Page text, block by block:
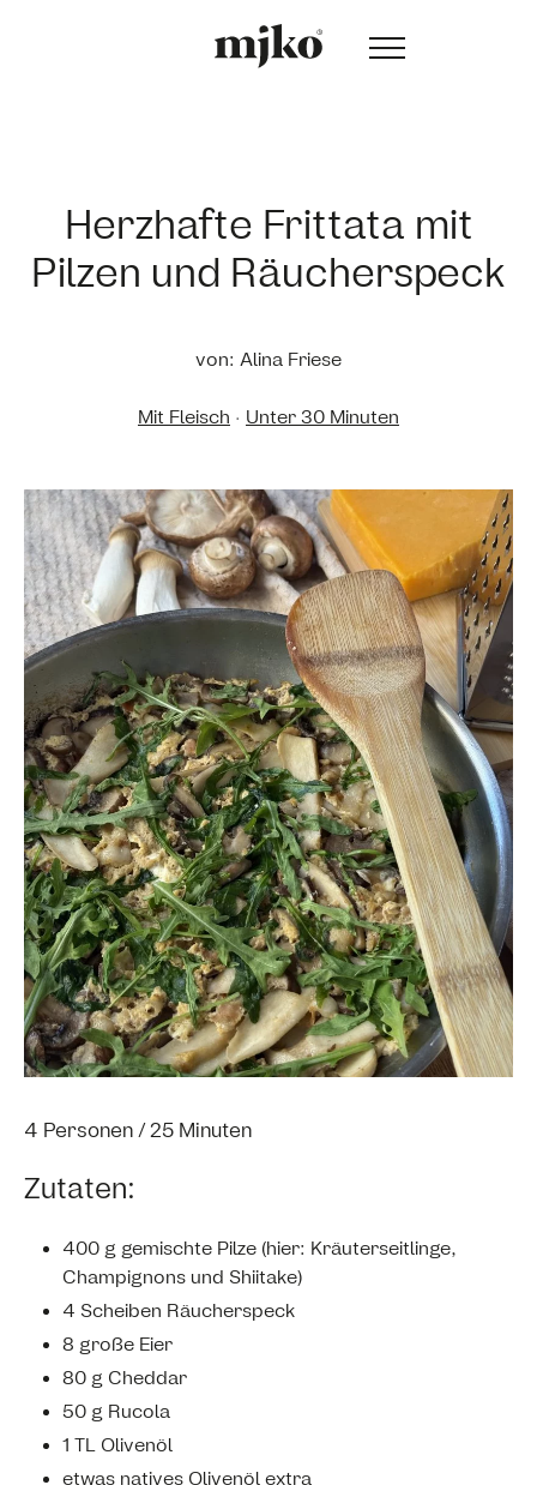
Herzhafte Frittata mit
Pilzen und Räucherspeck
von: Alina Friese
Mit Fleisch · Unter 30 Minuten
4 Personen / 25 Minuten
Zutaten:
400 g gemischte Pilze (hier: Kräuterseitlinge,
Champignons und Shiitake)
4 Scheiben Räucherspeck
8 große Eier
80 g Cheddar
50 g Rucola
1 TL Olivenöl
etwas natives Olivenöl extra